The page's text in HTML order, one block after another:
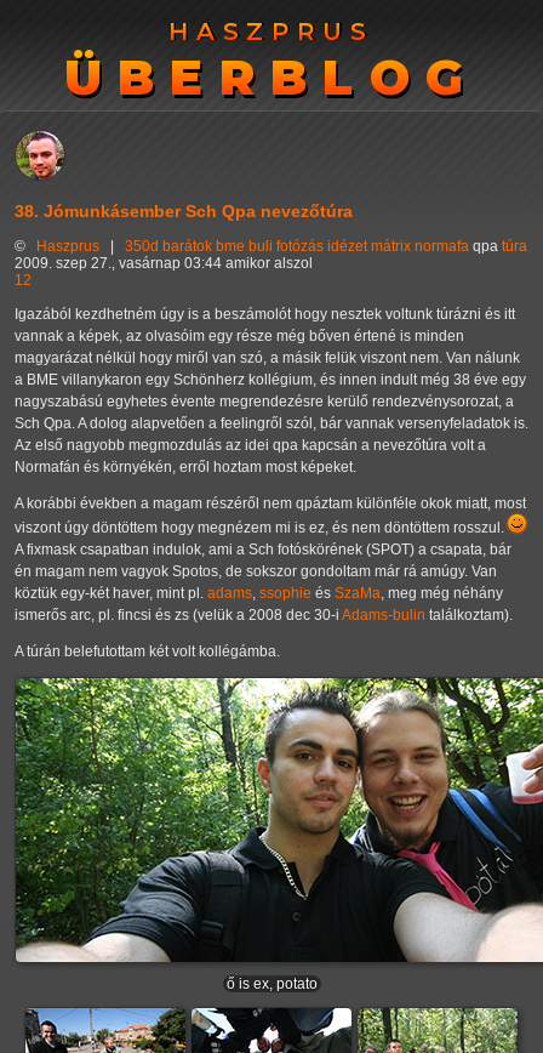
HASZPRUS
ÜBERBLOG
HASZPRUS
ÜBERBLOG
38. Jómunkásember Sch Qpa nevezőtúra
© Haszprus 350d barátok bme buli fotózás idézet mátrix normafa qpa túra
2009. szep 27., vasárnap 03:44 amikor alszol
12
Igazából kezdhetném úgy is a beszámolót hogy nesztek voltunk túrázni és itt
vannak a képek, az olvasóim egy része még bőven értené is minden
magyarázat nélkül hogy miről van szó, a másik felük viszont nem. Van nálunk
a BME villanykaron egy Schönherz kollégium, és innen indult még 38 éve egy
nagyszabású egyhetes évente megrendezésre kerülő rendezvénysorozat, a
Sch Qpa. A dolog alapvetően a feelingről szól, bár vannak versenyfeladatok is.
Az első nagyobb megmozdulás az idei qpa kapcsán a nevezőtúra volt a
Normafán és környékén, erről hoztam most képeket.
A korábbi években a magam részéről nem qpáztam különféle okok miatt, most
viszont úgy döntöttem hogy megnézem mi is ez, és nem döntöttem rosszul.
A fixmask csapatban indulok, ami a Sch fotóskörének (SPOT) a csapata, bár
én magam nem vagyok Spotos, de sokszor gondoltam már rá amúgy. Van
köztük egy-két haver, mint pl. adams, ssophie és SzaMa, meg még néhány
ismerős arc, pl. fincsi és zs (velük a 2008 dec 30-i Adams-bulin találkoztam).
A túrán belefutottam két volt kollégámba.
ő is ex, potato